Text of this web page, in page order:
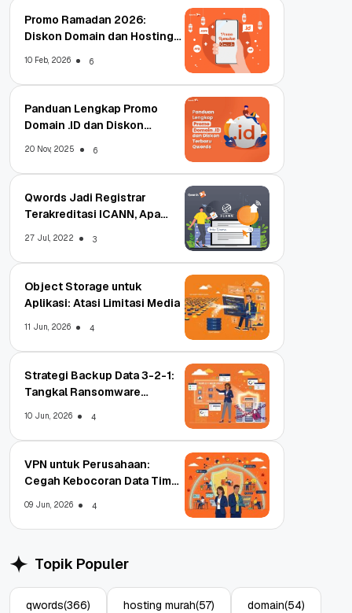
Promo Ramadan 2026:
Diskon Domain dan Hosting
10 Feb, 2026 6
Panduan Lengkap Promo
Domain .ID dan Diskon
20 Nov, 2025 6
Qwords Jadi Registrar
Terakreditasi ICANN, Apa
27 Jul, 2022 3
Object Storage untuk
Aplikasi: Atasi Limitasi Media
11 Jun, 2026 4
Strategi Backup Data 3-2-1:
Tangkal Ransomware
10 Jun, 2026 4
VPN untuk Perusahaan:
Cegah Kebocoran Data Tim
09 Jun, 2026 4
Topik Populer
qwords(366) hosting murah(57) domain(54)